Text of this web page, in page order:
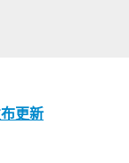
更新